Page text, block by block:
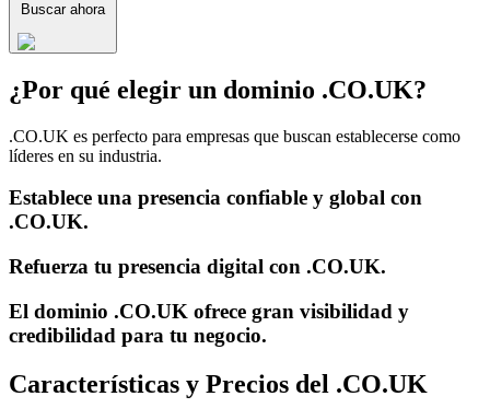
Buscar ahora
¿Por qué elegir un dominio .CO.UK?
.CO.UK es perfecto para empresas que buscan establecerse como
líderes en su industria.
Establece una presencia confiable y global con
.CO.UK.
Refuerza tu presencia digital con .CO.UK.
El dominio .CO.UK ofrece gran visibilidad y
credibilidad para tu negocio.
Características y Precios del .CO.UK